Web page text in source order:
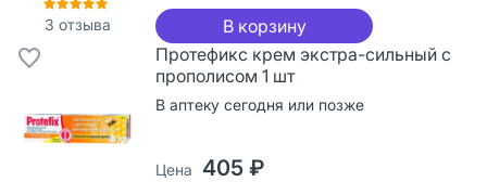
3 отзыва
В корзину
Протефикс крем экстра-сильный с
прополисом 1 шт
В аптеку сегодня или позже
Цена 405 ₽